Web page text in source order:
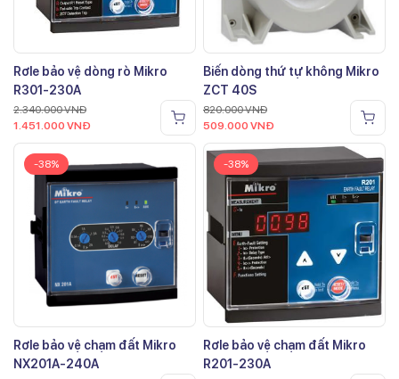
Rơle bảo vệ dòng rò Mikro
R301-230A
2.340.000VNĐ
1.451.000 VNĐ
Biến dòng thứ tự không Mikro
ZCT 40S
820.000VNĐ
509.000 VNĐ
-38%
Rơle bảo vệ chạm đất Mikro
NX201A-240A
-38%
Rơle bảo vệ chạm đất Mikro
R201-230A